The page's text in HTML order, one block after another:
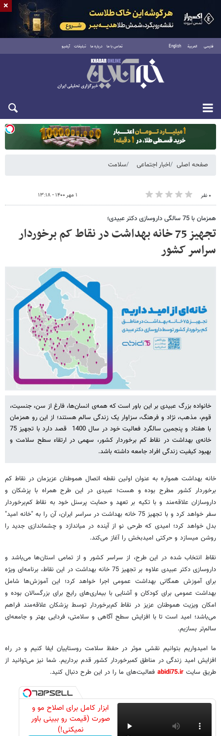
فارسی العربية English تماس با ما درباره ما تبلیغات آرشیو
دوشنبه ۱۹ مرداد ۱۴۰۵
صفحه اصلی اخبار اجتماعی سلامت
۰ نفر ۱ مهر ۱۴۰۰ - ۱۳:۱۸
همزمان با 75 سالگی داروسازی دکتر عبیدی؛
تجهیز 75 خانه بهداشت در نقاط کم برخوردار
سراسر کشور
خانواده بزرگ عبیدی بر این باور است که همه‌ی انسان‌ها، فارغ از سن، جنسیت،
قوم، مذهب، نژاد و فرهنگ، سزاوار یک زندگی سالم هستند؛ از این رو همزمان
با هفتاد و پنجمین سالگرد فعالیت خود در سال 1400 قصد دارد با تجهیز 75
خانه‌ی بهداشت در نقاط کم برخوردار کشور، سهمی در ارتقاء سطح سلامت و
بهبود کیفیت زندگی افراد جامعه داشته باشد.
خانه بهداشت همواره به عنوان اولین نقطه اتصال هموطنان عزیزمان در نقاط کم
برخوردار کشور مطرح بوده و هست؛ عبیدی در این طرح همراه با پزشکان و
داروسازان علاقه‌مند و با تکیه بر تعهد و حمایت پرسنل خود به نقاط کم‌برخوردار
سفر خواهد کرد و با تجهیز 75 خانه بهداشت در سراسر ایران، آن را به "خانه امید"
بدل خواهد کرد؛ امیدی که طرحی نو از آینده در می­اندازد و چشم­اندازی جدید را
روشن می­سازد و حرکتی امیدبخش را آغاز می‌کند.
نقاط انتخاب شده در این طرح، از سراسر کشور و از تمامی استان‌ها می‌باشد و
داروسازی دکتر عبیدی علاوه بر تجهیز 75 خانه بهداشت در این نقاط، برنامه‌ای ویژه
برای آموزش همگانی بهداشت عمومی اجرا خواهد کرد؛ این آموزش‌ها شامل
بهداشت عمومی برای کودکان و آشنایی با بیماری‌های رایج برای بزرگسالان بوده و
امکان ویزیت هموطنان عزیز در نقاط کم‌برخوردار توسط پزشکان علاقه‌مند فراهم
می‌باشد؛ امید است تا با افزایش سطح آگاهی و سلامتی، فردایی بهتر و جامعه‌ای
سالم‌تر بسازیم.
ما امیدواریم بتوانیم نقشی موثر در حفظ سلامت روستاییان ایفا کنیم و در راه
افزایش امید زندگی در مناطق کم­برخوردار کشور قدم برداریم. شما نیز می‌توانید از
طریق سایت abidi75.ir فعالیت‌های ما را در این طرح دنبال کنید.
ابزار کامل برای اصلاح مو و
صورت (قیمت رو ببینی باور
نمیکنی!)
×